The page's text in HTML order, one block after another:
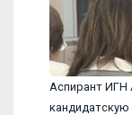
Аспирант ИГН
кандидатскую